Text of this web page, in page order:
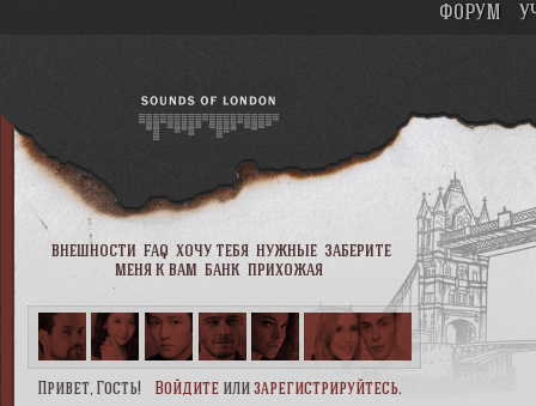
внешности faq хочу тебя нужные заберите
меня к вам банк прихожая
ФОРУМ
Привет, Гость! Войдитеили зарегистрируйтесь.